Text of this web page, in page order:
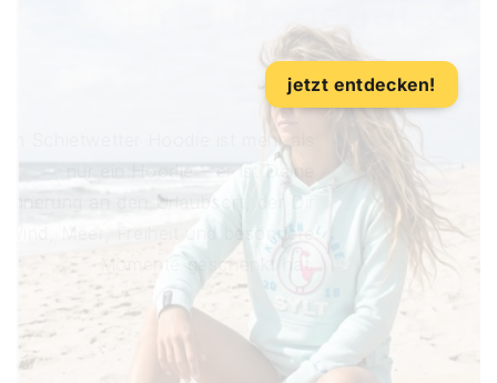
Urlaubsshirts
jetzt entdecken!
Zeig, wo Du warst: Das Schietwetter
T-Shirt verbindet Deinen Urlaubsort
mit leichtem Tragekomfort,
norddeutschem Lebensgefühl und
einer Erinnerung, die bleibt.